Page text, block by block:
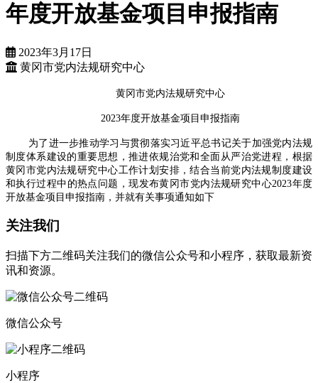
年度开放基金项目申报指南
2023年3月17日
黄冈市党内法规研究中心
黄冈市党内法规研究中心
2023年度开放基金项目申报指南
为了进一步推动学习与贯彻落实习近平总书记关于加强党内法规
制度体系建设的重要思想，推进依规治党和全面从严治党进程，根据
黄冈市党内法规研究中心工作计划安排，结合当前党内法规制度建设
和执行过程中的热点问题，现发布黄冈市党内法规研究中心2023年度
开放基金项目申报指南，并就有关事项通知如下
关注我们
扫描下方二维码关注我们的微信公众号和小程序，获取最新资
讯和资源。
微信公众号
小程序